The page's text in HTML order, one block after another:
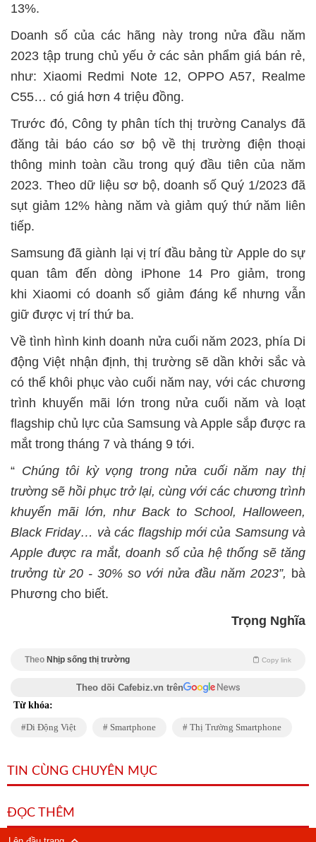
13%.
Doanh số của các hãng này trong nửa đầu năm
2023 tập trung chủ yếu ở các sản phẩm giá bán rẻ,
như: Xiaomi Redmi Note 12, OPPO A57, Realme
C55… có giá hơn 4 triệu đồng.
Trước đó, Công ty phân tích thị trường Canalys đã
đăng tải báo cáo sơ bộ về thị trường điện thoại
thông minh toàn cầu trong quý đầu tiên của năm
2023. Theo dữ liệu sơ bộ, doanh số Quý 1/2023 đã
sụt giảm 12% hàng năm và giảm quý thứ năm liên
tiếp.
Samsung đã giành lại vị trí đầu bảng từ Apple do sự
quan tâm đến dòng iPhone 14 Pro giảm, trong
khi Xiaomi có doanh số giảm đáng kể nhưng vẫn
giữ được vị trí thứ ba.
Về tình hình kinh doanh nửa cuối năm 2023, phía Di
động Việt nhận định, thị trường sẽ dần khởi sắc và
có thể khôi phục vào cuối năm nay, với các chương
trình khuyến mãi lớn trong nửa cuối năm và loạt
flagship chủ lực của Samsung và Apple sắp được ra
mắt trong tháng 7 và tháng 9 tới.
“ Chúng tôi kỳ vọng trong nửa cuối năm nay thị
trường sẽ hồi phục trở lại, cùng với các chương trình
khuyến mãi lớn, như Back to School, Halloween,
Black Friday… và các flagship mới của Samsung và
Apple được ra mắt, doanh số của hệ thống sẽ tăng
trưởng từ 20 - 30% so với nửa đầu năm 2023”, bà
Phương cho biết.
Trọng Nghĩa
Theo Nhịp sống thị trường Copy link
Theo dõi Cafebiz.vn trên
Từ khóa:
Di Động Việt Smartphone Thị Trường Smartphone
TIN CÙNG CHUYÊN MỤC
ĐỌC THÊM